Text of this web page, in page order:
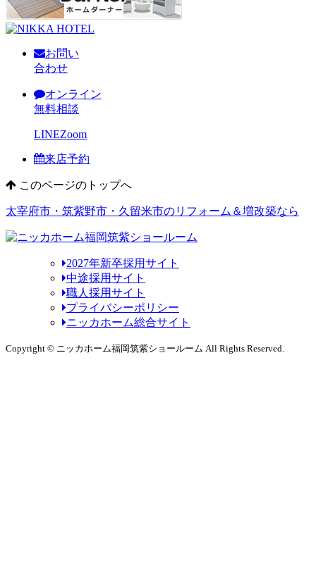
お問い
合わせ
オンライン
無料相談
LINEZoom
来店予約
このページのトップへ
太宰府市・筑紫野市・久留米市のリフォーム＆増改築なら
2027年新卒採用サイト
中途採用サイト
職人採用サイト
プライバシーポリシー
ニッカホーム総合サイト
Copyright © ニッカホーム福岡筑紫ショールーム All Rights Reserved.